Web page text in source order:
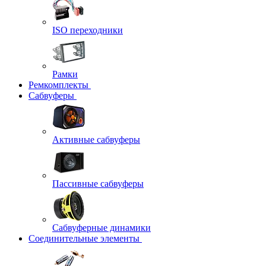
ISO переходники
Рамки
Ремкомплекты
Сабвуферы
Активные сабвуферы
Пассивные сабвуферы
Сабвуферные динамики
Соединительные элементы